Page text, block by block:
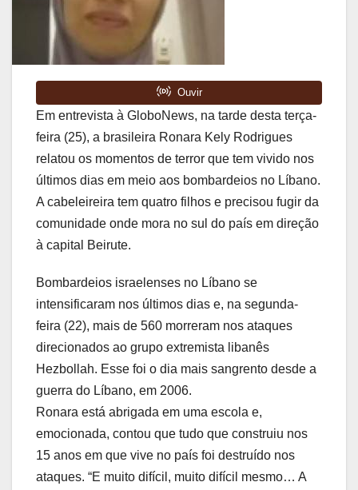
Em entrevista à GloboNews, na tarde desta terça-
feira (25), a brasileira Ronara Kely Rodrigues
relatou os momentos de terror que tem vivido nos
últimos dias em meio aos bombardeios no Líbano.
A cabeleireira tem quatro filhos e precisou fugir da
comunidade onde mora no sul do país em direção
à capital Beirute.
Bombardeios israelenses no Líbano se
intensificaram nos últimos dias e, na segunda-
feira (22), mais de 560 morreram nos ataques
direcionados ao grupo extremista libanês
Hezbollah. Esse foi o dia mais sangrento desde a
guerra do Líbano, em 2006.
Ronara está abrigada em uma escola e,
emocionada, contou que tudo que construiu nos
15 anos em que vive no país foi destruído nos
ataques. “E muito difícil, muito difícil mesmo… A